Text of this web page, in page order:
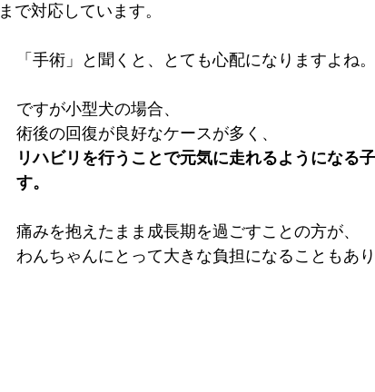
まで対応しています。
「手術」と聞くと、とても心配になりますよね。
ですが小型犬の場合、
術後の回復が良好なケースが多く、
リハビリを行うことで元気に走れるようになる
す。
痛みを抱えたまま成長期を過ごすことの方が、
わんちゃんにとって大きな負担になることもあ